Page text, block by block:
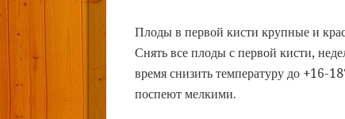
Плоды в первой кисти крупные и
Снять все плоды с первой кисти,
время снизить температуру до +16-
поспеют мелкими.